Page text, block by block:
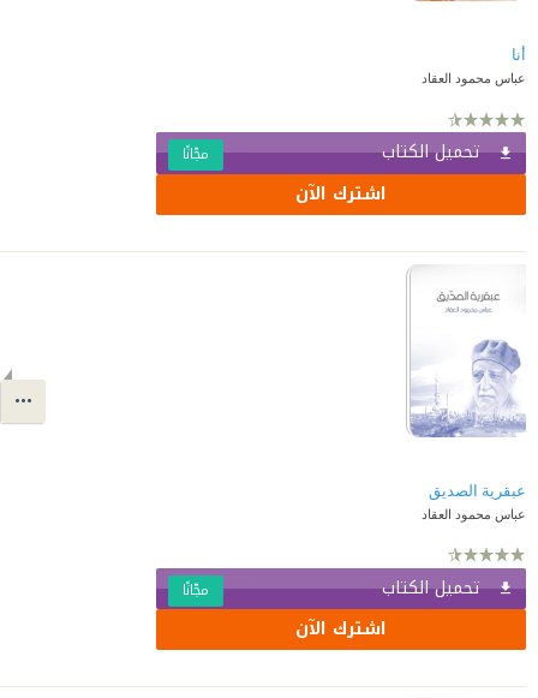
أنا
عباس محمود العقاد
تحميل الكتاب مجّانًا
اشترك الآن
عبقرية الصديق
عباس محمود العقاد
تحميل الكتاب مجّانًا
اشترك الآن